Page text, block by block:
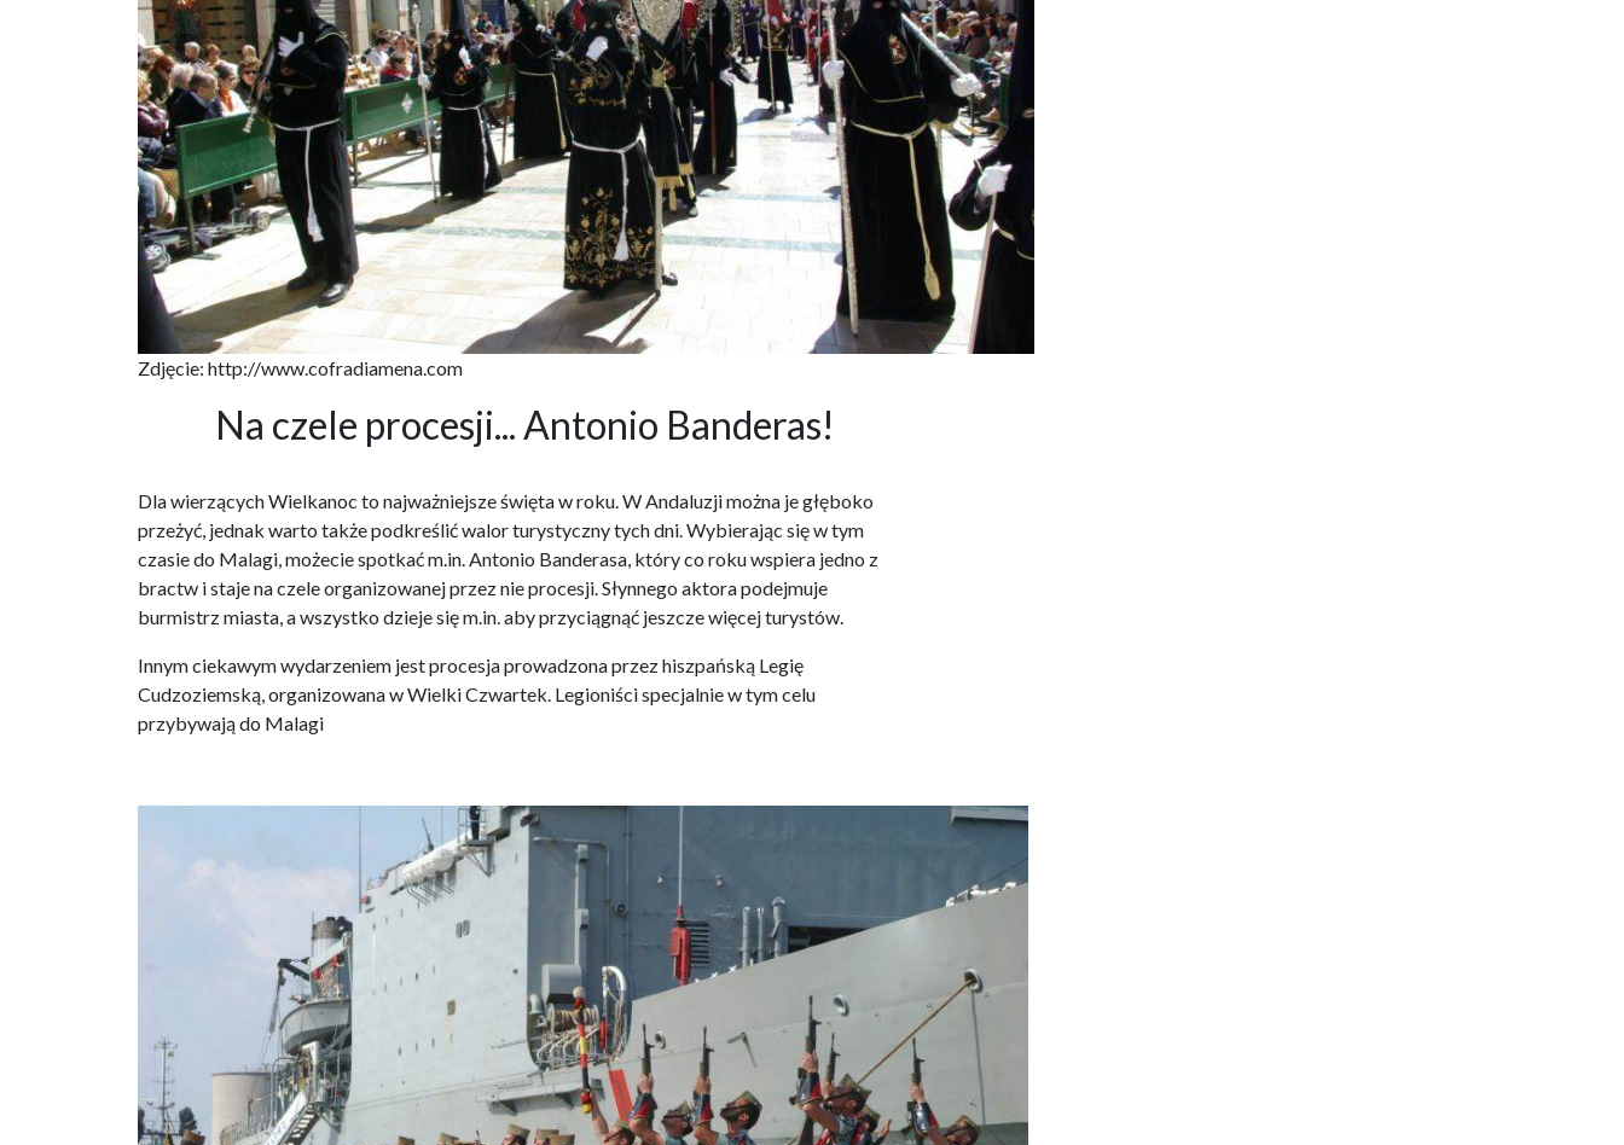
Zdjęcie: http://www.cofradiamena.com
Na czele procesji... Antonio Banderas!
Dla wierzących Wielkanoc to najważniejsze święta w roku. W Andaluzji można je głęboko
przeżyć, jednak warto także podkreślić walor turystyczny tych dni. Wybierając się w tym
czasie do Malagi, możecie spotkać m.in. Antonio Banderasa, który co roku wspiera jedno z
bractw i staje na czele organizowanej przez nie procesji. Słynnego aktora podejmuje
burmistrz miasta, a wszystko dzieje się m.in. aby przyciągnąć jeszcze więcej turystów.
Innym ciekawym wydarzeniem jest procesja prowadzona przez hiszpańską Legię
Cudzoziemską, organizowana w Wielki Czwartek. Legioniści specjalnie w tym celu
przybywają do Malagi